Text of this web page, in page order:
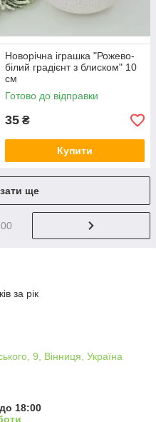
Новорічна іграшка "Рожево-
білий градієнт з блиском" 10
см
Готово до відправки
35 ₴
Купити
ще
за рік
9, Вінниця, Україна
18:00